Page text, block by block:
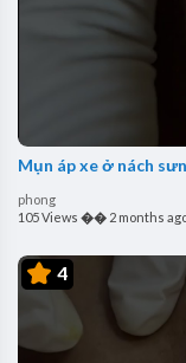
Mụn áp xe ở nách
phong
105 Views �� 2 months
4